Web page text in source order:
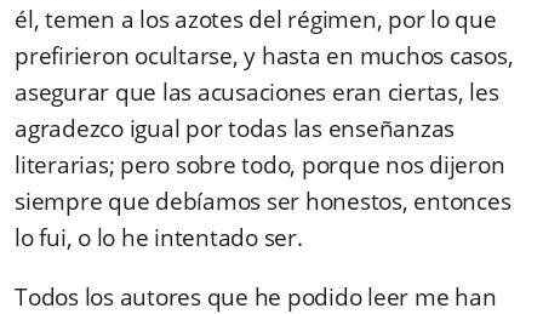
él, temen a los azotes del régimen, por lo que
prefirieron ocultarse, y hasta en muchos casos,
asegurar que las acusaciones eran ciertas, les
agradezco igual por todas las enseñanzas
literarias; pero sobre todo, porque nos dijeron
siempre que debíamos ser honestos, entonces
lo fui, o lo he intentado ser.
Todos los autores que he podido leer me han